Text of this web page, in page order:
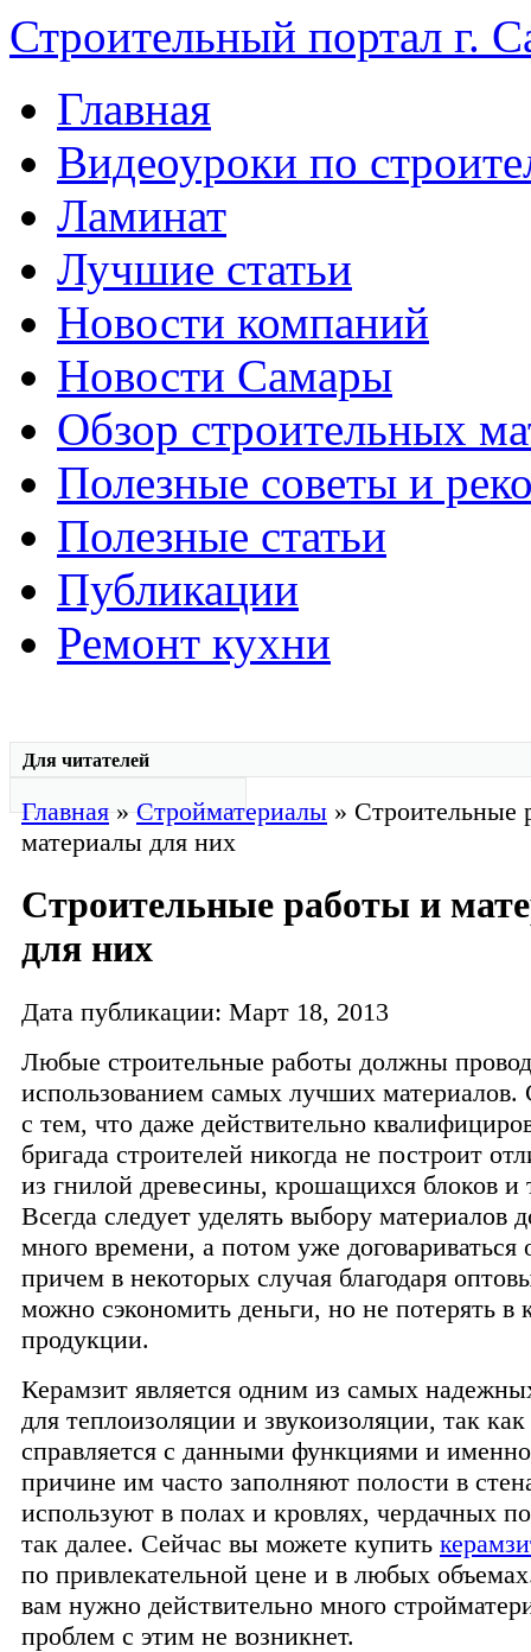
Строительный портал г.
Главная
Видеоуроки по
Ламинат
Лучшие статьи
Новости компаний
Новости Самары
Обзор строительных
Полезные советы и
Полезные статьи
Публикации
Ремонт кухни
Для читателей
Главная»Стройматериалы » Строительные
материалы для них
Строительные работы и
для них
Дата публикации: Март 18, 2013
Любые строительные работы должны
использованием самых лучших материалов.
с тем, что даже действительно
бригада строителей никогда не построит
из гнилой древесины, крошащихся блоков и
Всегда следует уделять выбору материалов
много времени, а потом уже договариваться
причем в некоторых случая благодаря
можно сэкономить деньги, но не потерять в
продукции.
Керамзит является одним из самых
для теплоизоляции и звукоизоляции, так
справляется с данными функциями и
причине им часто заполняют полости в
используют в полах и кровлях, чердачных
так далее. Сейчас вы можете купить
по привлекательной цене и в любых
вам нужно действительно много
проблем с этим не возникнет.